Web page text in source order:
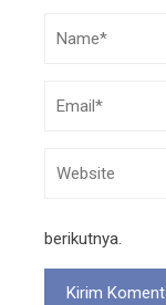
berikutnya.